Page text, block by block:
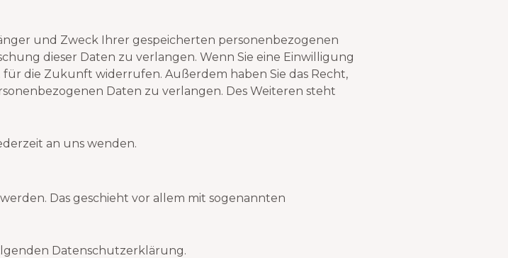
und Zweck Ihrer gespeicherten personenbezogenen
dieser Daten zu verlangen. Wenn Sie eine Einwilligung
die Zukunft widerrufen. Außerdem haben Sie das Recht,
Daten zu verlangen. Des Weiteren steht
an uns wenden.
Das geschieht vor allem mit sogenannten
Datenschutzerklärung.